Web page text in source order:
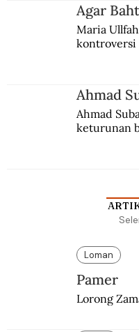
Agar
Maria
kontroversi
Ahmad
Ahmad
keturunan
Loman
Pamer
Lorong